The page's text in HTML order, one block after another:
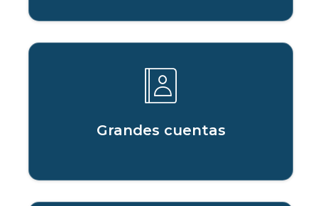
Grandes cuentas